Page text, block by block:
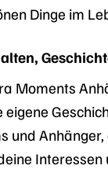
Dinge im
Moments
und Anhänger,
Interessen